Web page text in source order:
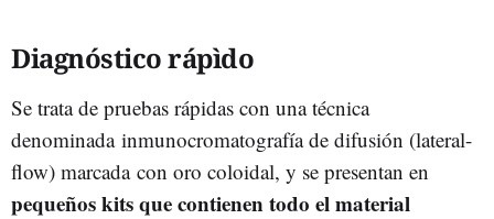
Diagnóstico rápìdo
Se trata de pruebas rápidas con una técnica
denominada inmunocromatografía de difusión (lateral-
flow) marcada con oro coloidal, y se presentan en
pequeños kits que contienen todo el material